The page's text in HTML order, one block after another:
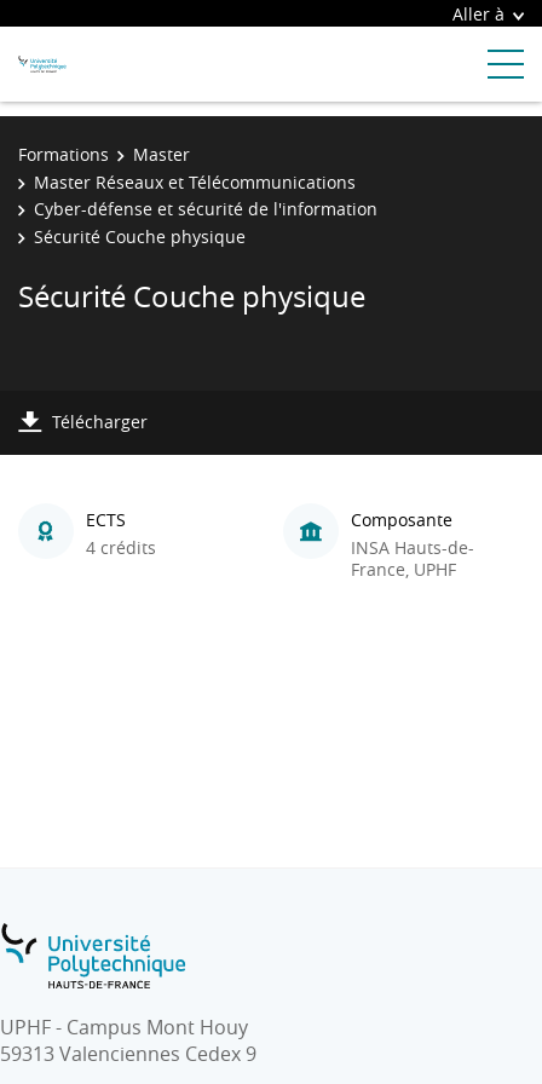
Aller à
Formations
Master
Master Réseaux et Télécommunications
Cyber-défense et sécurité de l'information
Sécurité Couche physique
Sécurité Couche physique
Télécharger
ECTS
4 crédits
Composante
INSA Hauts-de-
France, UPHF
UPHF - Campus Mont Houy
59313 Valenciennes Cedex 9